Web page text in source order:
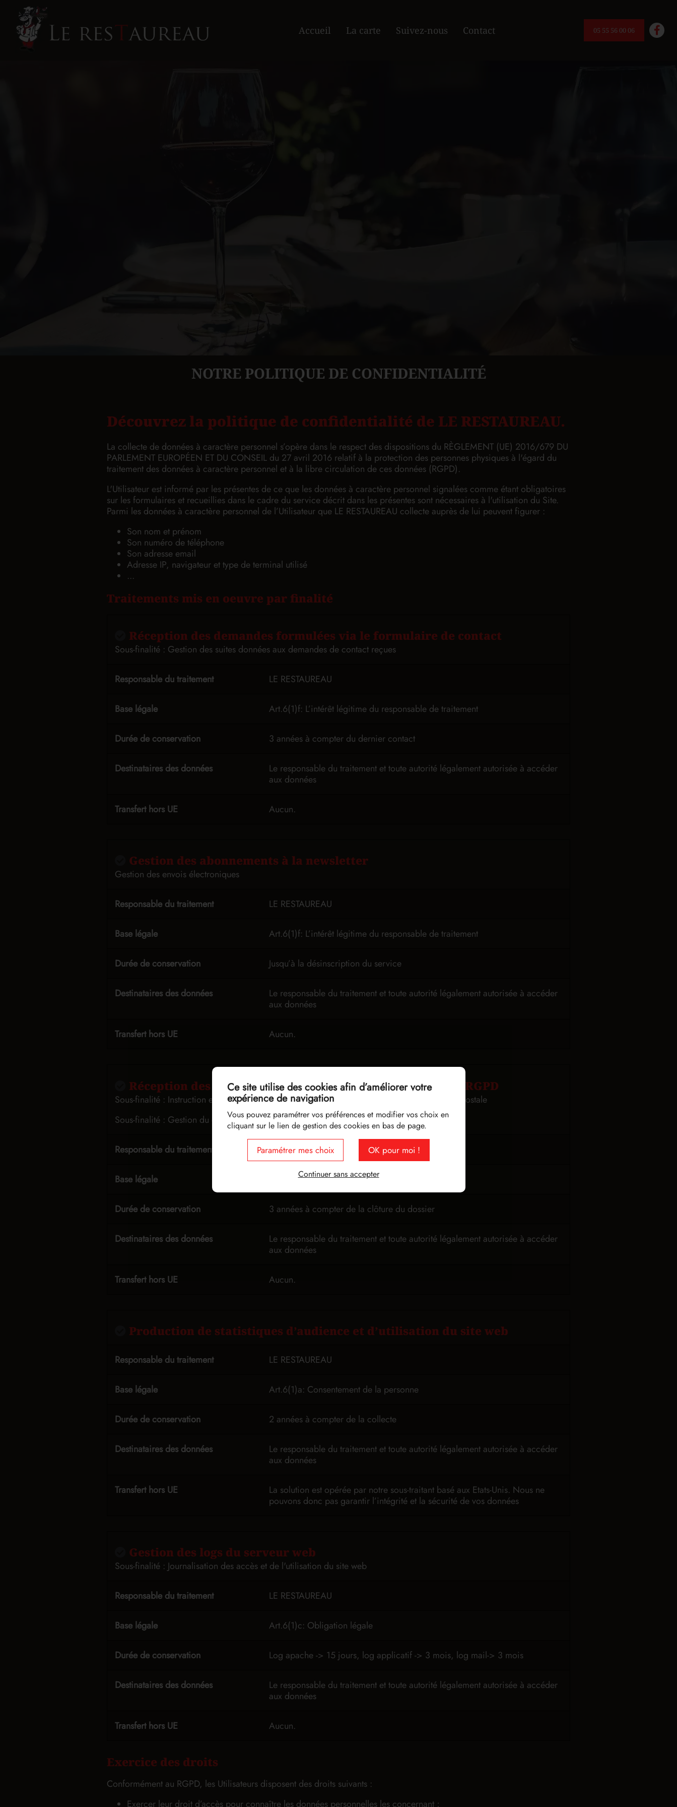
05 55 56 00 06
Accueil La carte Suivez-nous Contact
NOTRE POLITIQUE DE CONFIDENTIALITÉ
Découvrez la politique de confidentialité de LE RESTAUREAU.
La collecte de données à caractère personnel s’opère dans le respect des dispositions du RÈGLEMENT (UE) 2016/679 DU
PARLEMENT EUROPÉEN ET DU CONSEIL du 27 avril 2016 relatif à la protection des personnes physiques à l'égard du
traitement des données à caractère personnel et à la libre circulation de ces données (RGPD).
L'Utilisateur est informé par les présentes de ce que les données à caractère personnel signalées comme étant obligatoires
sur les formulaires et recueillies dans le cadre du service décrit dans les présentes sont nécessaires à l'utilisation du Site.
Parmi les données à caractère personnel de l’Utilisateur que LE RESTAUREAU collecte auprès de lui peuvent figurer :
Son nom et prénom
Son numéro de téléphone
Son adresse email
Adresse IP, navigateur et type de terminal utilisé
...
Traitements mis en oeuvre par finalité
Réception des demandes formulées via le formulaire de contact
Sous-finalité : Gestion des suites données aux demandes de contact reçues
Responsable du traitement LE RESTAUREAU
Base légale Art.6(1)f: L’intérêt légitime du responsable de traitement
Durée de conservation 3 années à compter du dernier contact
Destinataires des données
Le responsable du traitement et toute autorité légalement autorisée à accéder
aux données
Transfert hors UE Aucun.
Gestion des abonnements à la newsletter
Gestion des envois électroniques
Responsable du traitement LE RESTAUREAU
Base légale Art.6(1)f: L’intérêt légitime du responsable de traitement
Durée de conservation Jusqu’à la désinscription du service
Destinataires des données
Le responsable du traitement et toute autorité légalement autorisée à accéder
aux données
Transfert hors UE Aucun.
Réception des demandes d'exercice des droits relatifs au RGPD
Sous-finalité : Instruction et réponse aux demandes reçues par voie électronique et par voie postale
Sous-finalité : Gestion du contentieux
Responsable du traitement LE RESTAUREAU
Base légale Art.6(1)c: Obligation légale
Durée de conservation 3 années à compter de la clôture du dossier
Destinataires des données
Le responsable du traitement et toute autorité légalement autorisée à accéder
aux données
Transfert hors UE Aucun.
Production de statistiques d’audience et d’utilisation du site web
Responsable du traitement LE RESTAUREAU
Base légale Art.6(1)a: Consentement de la personne
Durée de conservation 2 années à compter de la collecte
Destinataires des données
Le responsable du traitement et toute autorité légalement autorisée à accéder
aux données
Transfert hors UE La solution est opérée par notre sous-traitant basé aux Etats-Unis. Nous ne
pouvons donc pas garantir l’intégrité et la sécurité de vos données
Gestion des logs du serveur web
Sous-finalité : Journalisation des accès et de l'utilisation du site web
Responsable du traitement LE RESTAUREAU
Base légale Art.6(1)c: Obligation légale
Durée de conservation Log apache -> 15 jours, log applicatif -> 3 mois, log mail-> 3 mois
Destinataires des données
Le responsable du traitement et toute autorité légalement autorisée à accéder
aux données
Transfert hors UE Aucun.
Exercice des droits
Conformément au RGPD, les Utilisateurs disposent des droits suivants :
Exercer leur droit d’accès pour connaître les données personnelles les concernant ;
Ce site utilise des cookies afin d’améliorer votre
expérience de navigation
Vous pouvez paramétrer vos préférences et modifier vos choix en
cliquant sur le lien de gestion des cookies en bas de page.
Paramétrer mes choix OK pour moi !
Continuer sans accepter